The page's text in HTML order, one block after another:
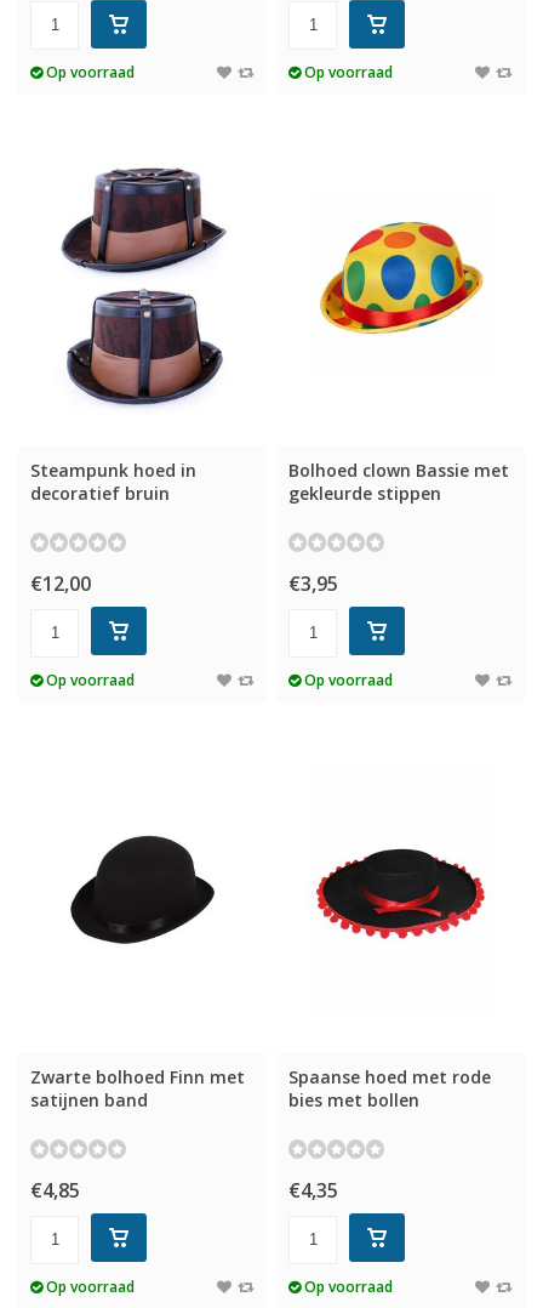
Op voorraad Op voorraad
Steampunk hoed in
decoratief bruin
€12,00
Op voorraad
Bolhoed clown Bassie met
gekleurde stippen
€3,95
Op voorraad
Zwarte bolhoed Finn met
satijnen band
€4,85
Op voorraad
Spaanse hoed met rode
bies met bollen
€4,35
Op voorraad